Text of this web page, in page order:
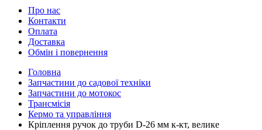
Про нас
Контакти
Оплата
Доставка
Обмін і повернення
Головна
Запчастини до садової техніки
Запчастини до мотокос
Трансмісія
Кермо та управління
Кріплення ручок до труби D-26 мм к-кт, велике